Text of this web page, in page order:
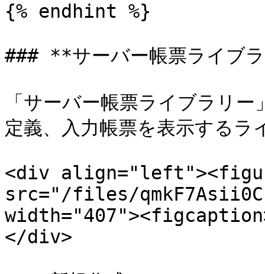
{% endhint %}
### **サーバー帳票ライブ
「サーバー帳票ライブラリ
定義、入力帳票を表示するラ
<div
src="/files/
</div>